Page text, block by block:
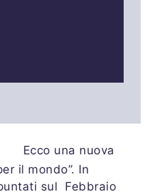
Ecco una nuova
il mondo”. In
sul Febbraio